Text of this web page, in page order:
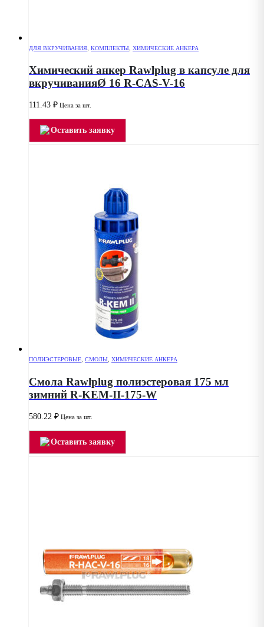
ДЛЯ ВКРУЧИВАНИЯ КОМПЛЕКТЫ ХИМИЧЕСКИЕ АНКЕРА
Химический анкер Rawlplug в капсуле для
вкручиванияØ 16 R-CAS-V-16
111.43 ₽ Цена за шт.
Оставить заявку
ПОЛИЭСТЕРОВЫЕ СМОЛЫ ХИМИЧЕСКИЕ АНКЕРА
Смола Rawlplug полиэстеровая 175 мл
зимний R-KEM-II-175-W
580.22 ₽ Цена за шт.
Оставить заявку